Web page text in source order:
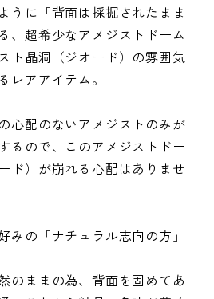
うに「背面は採掘されたまま
、超希少なアメジストドーム
ト晶洞（ジオード）の雰囲気
レアアイテム。
心配のないアメジストのみが
るので、このアメジストドー
ド）が崩れる心配はありませ
みの「ナチュラル志向の方」
のままの為、背面を固めてあ